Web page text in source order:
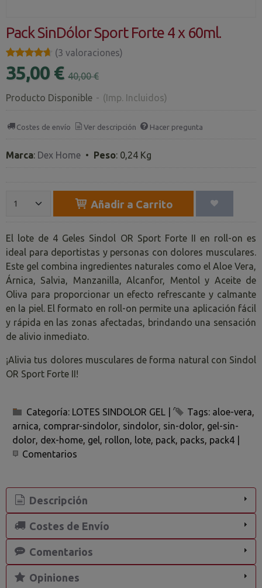
Pack SinDólor Sport Forte 4 x 60ml.
★★★★★
★★★★★ (3 valoraciones)
35,00 € 40,00 €
Producto Disponible - (Imp. Incluidos)
Costes de envío Ver descripción Hacer pregunta
Marca: Dex Home • Peso: 0,24 Kg
Añadir a Carrito
El lote de 4 Geles Sindol OR Sport Forte II en roll-on es
ideal para deportistas y personas con dolores musculares.
Este gel combina ingredientes naturales como el Aloe Vera,
Árnica, Salvia, Manzanilla, Alcanfor, Mentol y Aceite de
Oliva para proporcionar un efecto refrescante y calmante
en la piel. El formato en roll-on permite una aplicación fácil
y rápida en las zonas afectadas, brindando una sensación
de alivio inmediato.
¡Alivia tus dolores musculares de forma natural con Sindol
OR Sport Forte II!
Categoría: LOTES SINDOLOR GEL Tags: aloe-vera
arnica comprar-sindolor sindolor sin-dolor gel-sin-
dolor dex-home gel rollon lote pack packs pack4
Comentarios
Descripción
Costes de Envío
Comentarios
Opiniones